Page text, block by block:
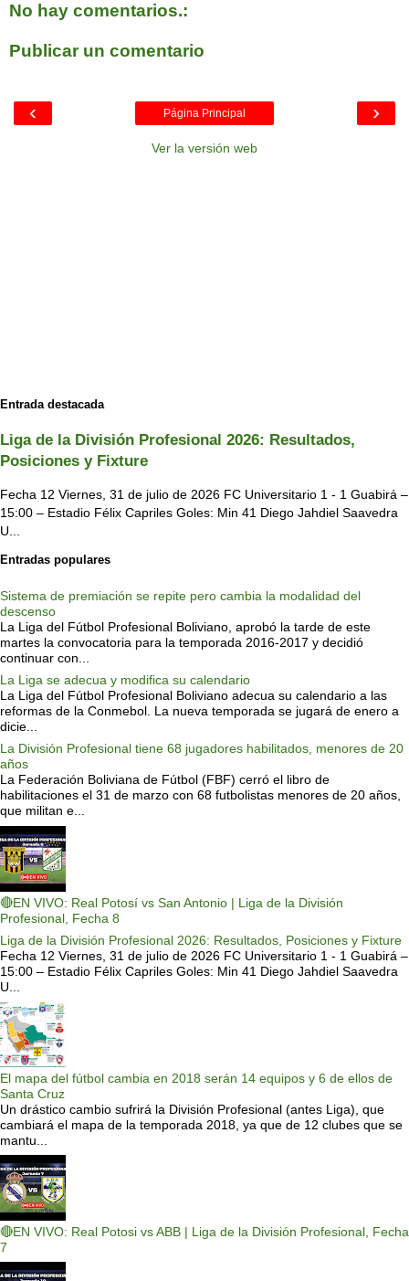
No hay comentarios.:
Publicar un comentario
‹ ›
Página Principal
Ver la versión web
Entrada destacada
Liga de la División Profesional 2026: Resultados,
Posiciones y Fixture
Fecha 12 Viernes, 31 de julio de 2026 FC Universitario 1 - 1 Guabirá –
15:00 – Estadio Félix Capriles Goles: Min 41 Diego Jahdiel Saavedra
U...
Entradas populares
Sistema de premiación se repite pero cambia la modalidad del
descenso
La Liga del Fútbol Profesional Boliviano, aprobó la tarde de este
martes la convocatoria para la temporada 2016-2017 y decidió
continuar con...
La Liga se adecua y modifica su calendario
La Liga del Fútbol Profesional Boliviano adecua su calendario a las
reformas de la Conmebol. La nueva temporada se jugará de enero a
dicie...
La División Profesional tiene 68 jugadores habilitados, menores de 20
años
La Federación Boliviana de Fútbol (FBF) cerró el libro de
habilitaciones el 31 de marzo con 68 futbolistas menores de 20 años,
que militan e...
🔴EN VIVO: Real Potosí vs San Antonio | Liga de la División
Profesional, Fecha 8
Liga de la División Profesional 2026: Resultados, Posiciones y Fixture
Fecha 12 Viernes, 31 de julio de 2026 FC Universitario 1 - 1 Guabirá –
15:00 – Estadio Félix Capriles Goles: Min 41 Diego Jahdiel Saavedra
U...
El mapa del fútbol cambia en 2018 serán 14 equipos y 6 de ellos de
Santa Cruz
Un drástico cambio sufrirá la División Profesional (antes Liga), que
cambiará el mapa de la temporada 2018, ya que de 12 clubes que se
mantu...
🔴EN VIVO: Real Potosi vs ABB | Liga de la División Profesional, Fecha
7